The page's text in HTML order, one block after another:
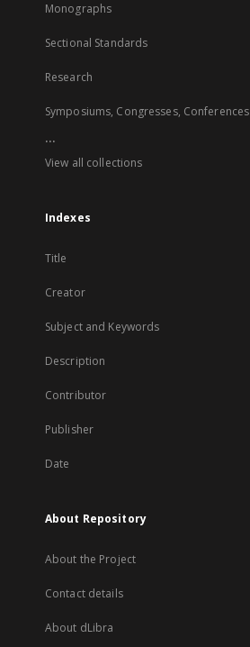
Monographs
Sectional Standards
Research
Symposiums, Congresses, Conferences
...
View all collections
Indexes
Title
Creator
Subject and Keywords
Description
Contributor
Publisher
Date
About Repository
About the Project
Contact details
About dLibra